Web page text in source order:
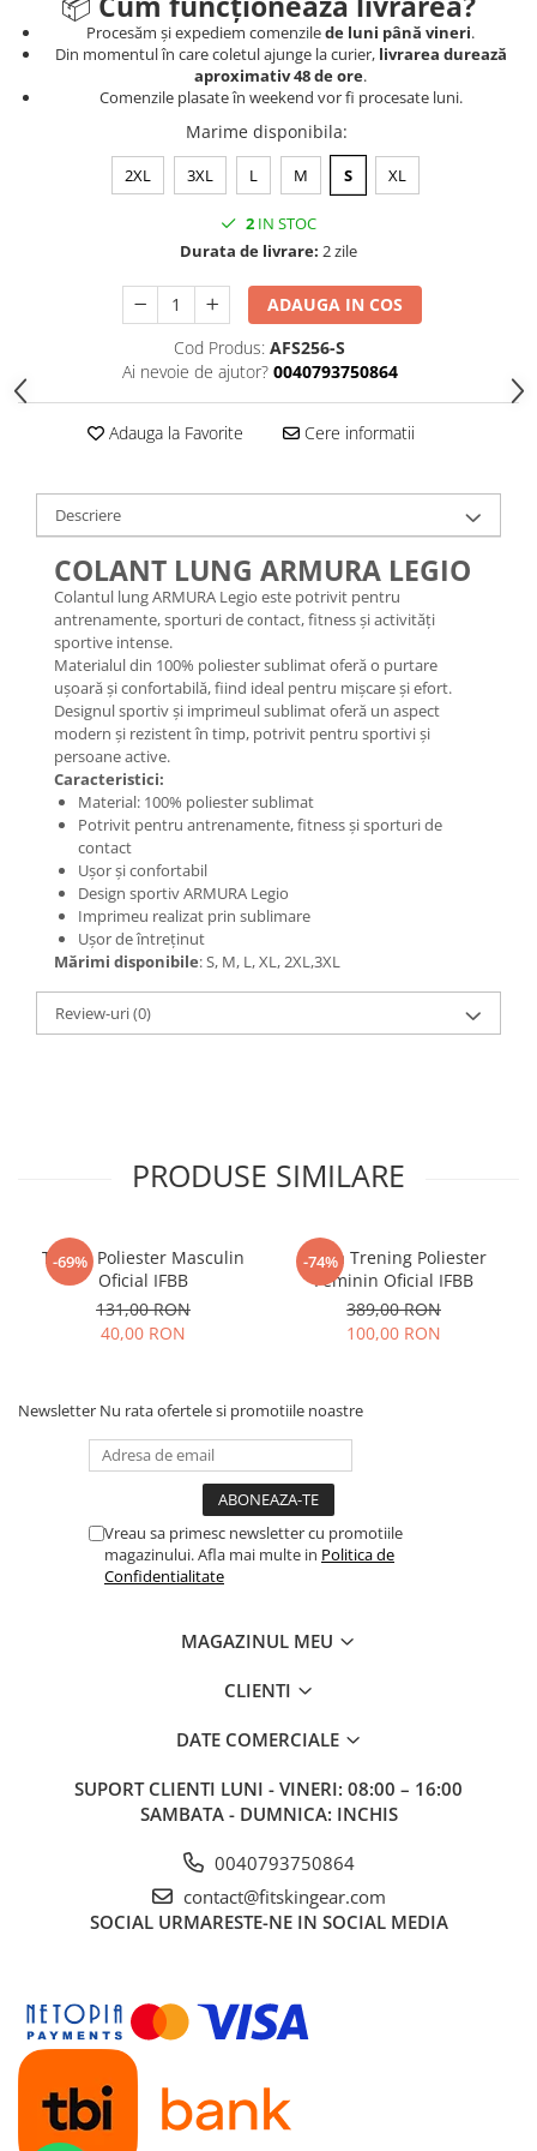
Procesăm și expediem comenzilede luni până vineri.
Din momentul în care coletul ajunge la curier, livrarea durează
aproximativ 48 de ore.
Comenzile plasate în weekend vor fi procesate luni.
Marime disponibila:
2XL 3XL L M S XL
2 IN STOC
Durata de livrare: 2 zile
ADAUGA IN COS
Cod Produs: AFS256-S
Ai nevoie de ajutor? 0040793750864
Adauga la Favorite Cere informatii
Descriere
COLANT LUNG ARMURA LEGIO
Colantul lung ARMURA Legio este potrivit pentru
antrenamente, sporturi de contact, fitness și activități
sportive intense.
Materialul din 100% poliester sublimat oferă o purtare
ușoară și confortabilă, fiind ideal pentru mișcare și efort.
Designul sportiv și imprimeul sublimat oferă un aspect
modern și rezistent în timp, potrivit pentru sportivi și
persoane active.
Caracteristici:
Material: 100% poliester sublimat
Potrivit pentru antrenamente, fitness și sporturi de
contact
Ușor și confortabil
Design sportiv ARMURA Legio
Imprimeu realizat prin sublimare
Ușor de întreținut
Mărimi disponibile: S, M, L, XL, 2XL,3XL
Review-uri(0)
PRODUSE SIMILARE
-69%
Tricou Poliester Masculin
Oficial IFBB
131,00 RON
40,00 RON
-74%
Bluza Trening Poliester
Feminin Oficial IFBB
389,00 RON
100,00 RON
Newsletter Nu rata ofertele si promotiile noastre
Vreau sa primesc newsletter cu promotiile
magazinului. Afla mai multe in Politica de
Confidentialitate
MAGAZINUL MEU
CLIENTI
DATE COMERCIALE
SUPORT CLIENTI LUNI - VINERI: 08:00 – 16:00
SAMBATA - DUMNICA: INCHIS
0040793750864
contact@fitskingear.com
SOCIAL URMARESTE-NE IN SOCIAL MEDIA